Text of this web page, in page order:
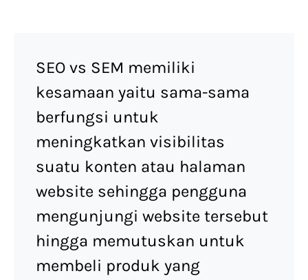
SEO vs SEM memiliki
kesamaan yaitu sama-sama
berfungsi untuk
meningkatkan visibilitas
suatu konten atau halaman
website sehingga pengguna
mengunjungi website tersebut
hingga memutuskan untuk
membeli produk yang